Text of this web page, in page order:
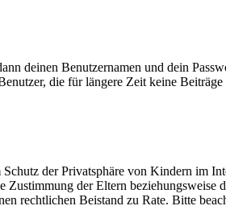
deinen Benutzernamen und dein
die für längere Zeit keine
der Privatsphäre von Kindern im
der Eltern beziehungsweise
rechtlichen Beistand zu Rate. Bitte